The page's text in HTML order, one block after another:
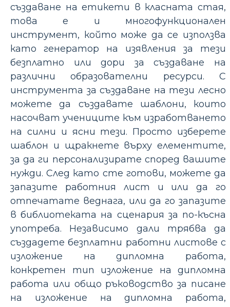
създаване на етикети в класната стая,
това е и многофункционален
инструмент, който може да се използва
като генератор на изявления за тези
безплатно или дори за създаване на
различни образователни ресурси. С
инструмента за създаване на тези лесно
можете да създавате шаблони, които
насочват учениците към изработването
на силни и ясни тези. Просто изберете
шаблон и щракнете върху елементите,
за да ги персонализирате според вашите
нужди. След като сте готови, можете да
запазите работния лист и или да го
отпечатате веднага, или да го запазите
в библиотеката на сценария за по-късна
употреба. Независимо дали трябва да
създадете безплатни работни листове с
изложение на дипломна работа,
конкретен тип изложение на дипломна
работа или общо ръководство за писане
на изложение на дипломна работа,